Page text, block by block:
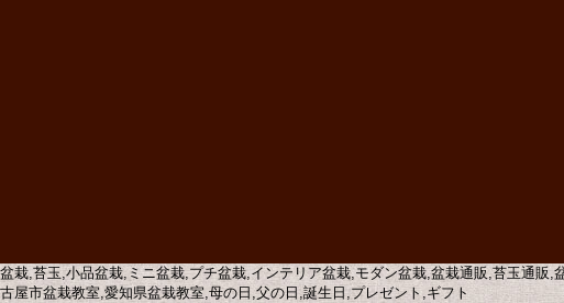
盆栽,苔玉,小品盆栽,ミニ盆栽,プチ盆栽,インテリア盆栽,モダン盆栽,盆栽通販,苔玉通
古屋市盆栽教室,愛知県盆栽教室,母の日,父の日,誕生日,プレゼント,ギフト